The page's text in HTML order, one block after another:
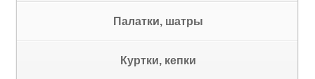
Палатки, шатры
Куртки, кепки